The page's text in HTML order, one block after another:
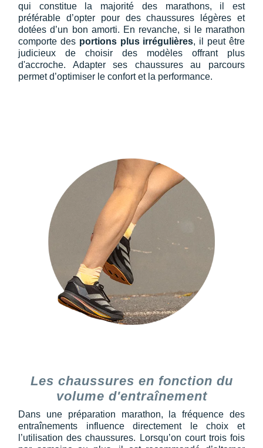
qui constitue la majorité des marathons, il est
préférable d’opter pour des chaussures légères et
dotées d’un bon amorti. En revanche, si le marathon
comporte des portions plus irrégulières, il peut être
judicieux de choisir des modèles offrant plus
d'accroche. Adapter ses chaussures au parcours
permet d’optimiser le confort et la performance.
Les chaussures en fonction du
volume d'entraînement
Dans une préparation marathon, la fréquence des
entraînements influence directement le choix et
l’utilisation des chaussures. Lorsqu’on court trois fois